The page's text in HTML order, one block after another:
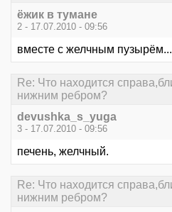
ёжик в тумане
2 - 17.07.2010 - 09:56
вместе с желчным пузырём...
Re: Что находится
нижним ребром?
devushka_s_yuga
3 - 17.07.2010 - 09:56
печень, желчный.
Re: Что находится
нижним ребром?